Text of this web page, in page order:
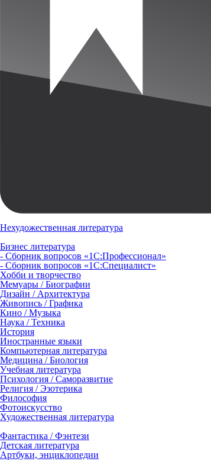
Нехудожественная литература
Бизнес литература
- Сборник вопросов «1С:Профессионал»
- Сборник вопросов «1С:Специалист»
Хобби и творчество
Мемуары / Биографии
Дизайн / Архитектура
Живопись / Графика
Кино / Музыка
Наука / Техника
История
Иностранные языки
Компьютерная литература
Медицина / Биология
Учебная литература
Психология / Саморазвитие
Религия / Эзотерика
Философия
Фотоискусство
Художественная литература
Фантастика / Фэнтези
Детская литература
Артбуки, энциклопедии